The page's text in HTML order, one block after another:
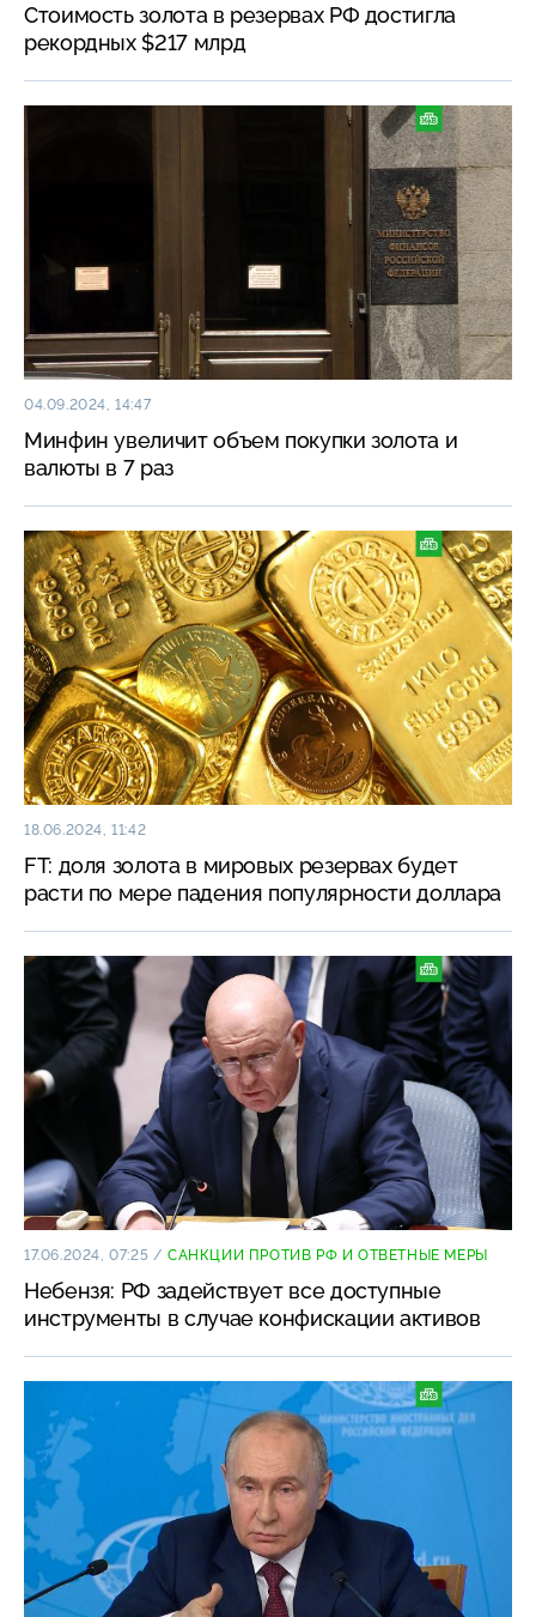
Стоимость золота в резервах РФ достигла
рекордных $217 млрд
04.09.2024, 14:47
Минфин увеличит объем покупки золота и
валюты в 7 раз
18.06.2024, 11:42
FT: доля золота в мировых резервах будет
расти по мере падения популярности доллара
17.06.2024, 07:25 /САНКЦИИ ПРОТИВ РФ И ОТВЕТНЫЕ МЕРЫ
Небензя: РФ задействует все доступные
инструменты в случае конфискации активов